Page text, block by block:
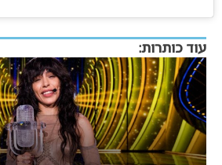
עוד כותרות: